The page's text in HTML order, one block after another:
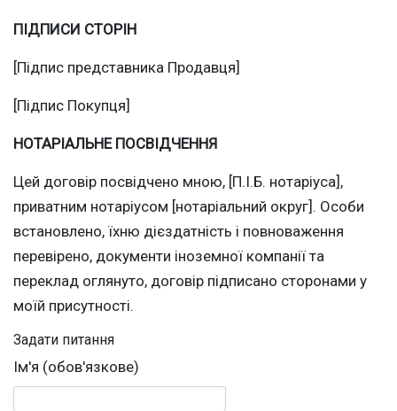
ПІДПИСИ СТОРІН
[Підпис представника Продавця]
[Підпис Покупця]
НОТАРІАЛЬНЕ ПОСВІДЧЕННЯ
Цей договір посвідчено мною, [П.І.Б. нотаріуса],
приватним нотаріусом [нотаріальний округ]. Особи
встановлено, їхню дієздатність і повноваження
перевірено, документи іноземної компанії та
переклад оглянуто, договір підписано сторонами у
моїй присутності.
Задати питання
Ім'я (обов'язкове)